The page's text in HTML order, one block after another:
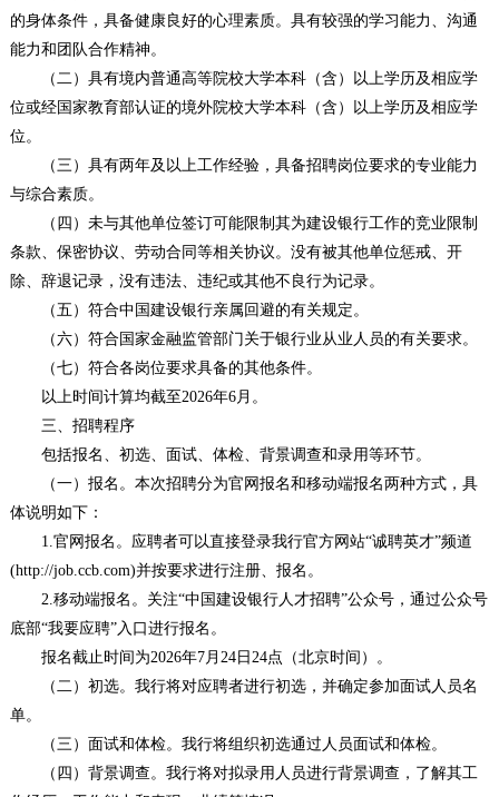
的身体条件，具备健康良好的心理素质。具有较强的学习能力、沟通
能力和团队合作精神。
（二）具有境内普通高等院校大学本科（含）以上学历及相应学
位或经国家教育部认证的境外院校大学本科（含）以上学历及相应学
位。
（三）具有两年及以上工作经验，具备招聘岗位要求的专业能力
与综合素质。
（四）未与其他单位签订可能限制其为建设银行工作的竞业限制
条款、保密协议、劳动合同等相关协议。没有被其他单位惩戒、开
除、辞退记录，没有违法、违纪或其他不良行为记录。
（五）符合中国建设银行亲属回避的有关规定。
（六）符合国家金融监管部门关于银行业从业人员的有关要求。
（七）符合各岗位要求具备的其他条件。
以上时间计算均截至2026年6月。
三、招聘程序
包括报名、初选、面试、体检、背景调查和录用等环节。
（一）报名。本次招聘分为官网报名和移动端报名两种方式，具
体说明如下：
1.官网报名。应聘者可以直接登录我行官方网站“诚聘英才”频道
(http://job.ccb.com)并按要求进行注册、报名。
2.移动端报名。关注“中国建设银行人才招聘”公众号，通过公众号
底部“我要应聘”入口进行报名。
报名截止时间为2026年7月24日24点（北京时间）。
（二）初选。我行将对应聘者进行初选，并确定参加面试人员名
单。
（三）面试和体检。我行将组织初选通过人员面试和体检。
（四）背景调查。我行将对拟录用人员进行背景调查，了解其工